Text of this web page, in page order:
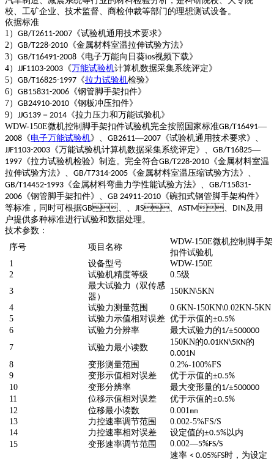
校、工矿企业、技术监督、商检仲裁等部门的理想测试设备。
依据标准
1 ） GB/T2611-2007 《试验机通用技术要求》
2 ） GB/T228-2010 《金属材料室温拉伸试验方法》
3） GB/T16491-2008 《电子万能向日葵ios视频下载》
4） JJF1103-2003 《万能试验机计算机数据采集系统评定》
5） GB/T16825-1997 《拉力试验机检验》
6） GB15831-2006 《钢管脚手架扣件》
7） GB24910-2010 《钢板冲压扣件》
9） JJG139 － 2014 《拉力压力和万能试验机》
WDW-150E微机控制脚手架扣件试验机完全按照国家标准GB/T16491—
2008 《电子万能试验机》、 GB2611—2007 《试验机通用技术要求》、
JJF1103-2003 《万能试验机计算机数据采集系统评定》、 GB/T16825—
1997 《拉力试验机检验》制造。完全符合GB/T228-2010 《金属材料室温
拉伸试验方法》、 GB/T7314-2005 《金属材料室温压缩试验方法》、
GB/T14452-1993 《金属材料弯曲力学性能试验方法》、 GB/T15831-
2006 《钢管脚手架扣件》、 GB 24911-2010 《碗扣式钢管脚手架构件》
等标准，同时可根据GB、 JIS、 ASTM、 DIN 及用
户提供多种标准进行试验和数据处理。
技术参数：
序号
项目名称
WDW-150E微机控制脚手架
扣件试验机
1
设备型号
WDW-150E
2
试验机精度等级 0.5级
3
最大试验力（双传感
器）
150KN\5KN
4
试验力测量范围
0.6KN-150KN\0.02KN-5KN
5
试验力示值相对误差 优于示值的±0.5%
6
试验力分辨率 最大试验力的1/±500000
7
试验力最小读数
150KN的0.01KN\5KN 的
0.001N
8
变形测量范围
0.2%-100%FS
9
变形示值相对误差 优于示值的±0.5%
10
变形分辨率 最大变形量的1/±500000
11
位移示值相对误差 优于示值的±0.5%
12
位移最小读数 0.001 ㎜
13
力控速率调节范围
0.002-5%FS/S
14
力控速率相对误差 设定值的±0.5%以内
15
变形速率调节范围 0.002—5%FS/S
速率< 0.05%FS时，为设定